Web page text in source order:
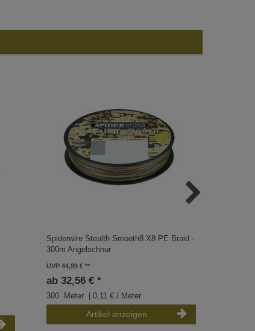
Spiderwire Stealth Smooth8 X8 PE Braid -
300m Angelschnur
UVP 44,99 €
ab 32,56 € *
300 Meter | 0,11 € / Meter
Artikel anzeigen